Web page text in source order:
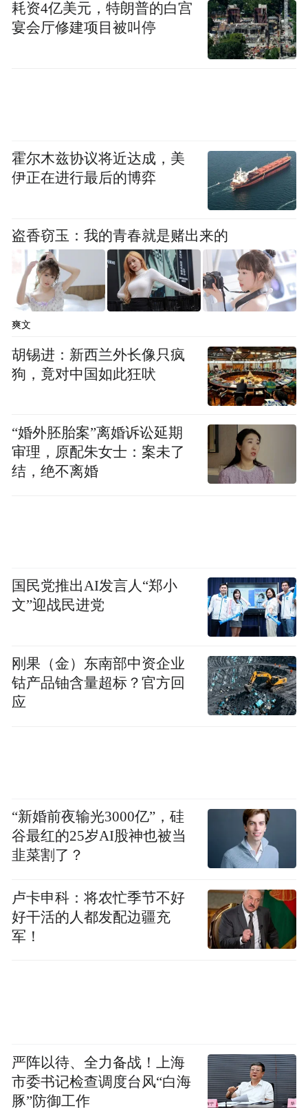
耗资4亿美元，特朗普的白宫
宴会厅修建项目被叫停
霍尔木兹协议将近达成，美
伊正在进行最后的博弈
盗香窃玉：我的青春就是赌出来的
爽文
胡锡进：新西兰外长像只疯
狗，竟对中国如此狂吠
“婚外胚胎案”离婚诉讼延期
审理，原配朱女士：案未了
结，绝不离婚
国民党推出AI发言人“郑小
文”迎战民进党
刚果（金）东南部中资企业
钴产品铀含量超标？官方回
应
“新婚前夜输光3000亿”，硅
谷最红的25岁AI股神也被当
韭菜割了？
卢卡申科：将农忙季节不好
好干活的人都发配边疆充
军！
严阵以待、全力备战！上海
市委书记检查调度台风“白海
豚”防御工作